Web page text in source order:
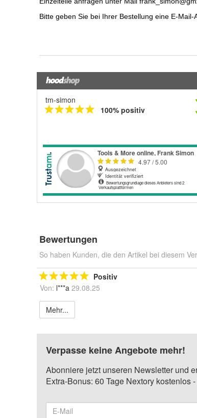
tm-simon
100% positiv
Bewertungen
So haben Kunden, die den Artikel bei diesem
Positiv
Von: l***a 29.08.25
Mehr...
Verpasse keine Angebote mehr!
Abonniere jetzt unseren Newsletter und
Extra-Bonus: 60 Tage Nextory kostenlos